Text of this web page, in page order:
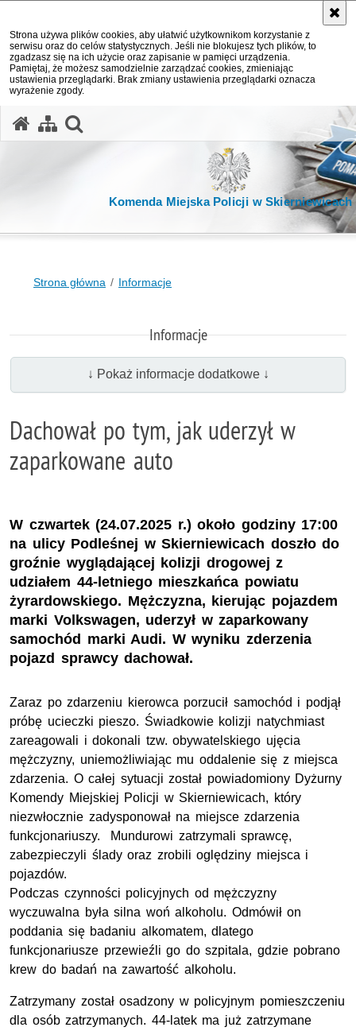
Strona używa plików cookies, aby ułatwić użytkownikom korzystanie z
serwisu oraz do celów statystycznych. Jeśli nie blokujesz tych plików, to
zgadzasz się na ich użycie oraz zapisanie w pamięci urządzenia.
Pamiętaj, że możesz samodzielnie zarządzać cookies, zmieniając
ustawienia przeglądarki. Brak zmiany ustawienia przeglądarki oznacza
wyrażenie zgody.
Komenda Miejska Policji w Skierniewicach
Strona główna Informacje
Informacje
↓ Pokaż informacje dodatkowe ↓
Dachował po tym, jak uderzył w
zaparkowane auto
W czwartek (24.07.2025 r.) około godziny 17:00
na ulicy Podleśnej w Skierniewicach doszło do
groźnie wyglądającej kolizji drogowej z
udziałem 44-letniego mieszkańca powiatu
żyrardowskiego. Mężczyzna, kierując pojazdem
marki Volkswagen, uderzył w zaparkowany
samochód marki Audi. W wyniku zderzenia
pojazd sprawcy dachował.
Zaraz po zdarzeniu kierowca porzucił samochód i podjął
próbę ucieczki pieszo. Świadkowie kolizji natychmiast
zareagowali i dokonali tzw. obywatelskiego ujęcia
mężczyzny, uniemożliwiając mu oddalenie się z miejsca
zdarzenia. O całej sytuacji został powiadomiony Dyżurny
Komendy Miejskiej Policji w Skierniewicach, który
niezwłocznie zadysponował na miejsce zdarzenia
funkcjonariuszy. Mundurowi zatrzymali sprawcę,
zabezpieczyli ślady oraz zrobili oględziny miejsca i
pojazdów.
Podczas czynności policyjnych od mężczyzny
wyczuwalna była silna woń alkoholu. Odmówił on
poddania się badaniu alkomatem, dlatego
funkcjonariusze przewieźli go do szpitala, gdzie pobrano
krew do badań na zawartość alkoholu.
Zatrzymany został osadzony w policyjnym pomieszczeniu
dla osób zatrzymanych. 44-latek ma już zatrzymane